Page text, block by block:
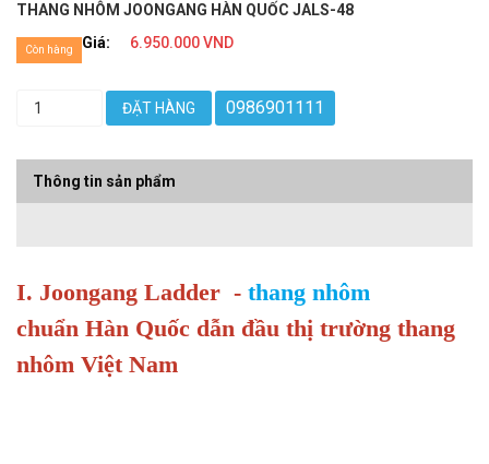
THANG NHÔM JOONGANG HÀN QUỐC JALS-48
Giá:
6.950.000 VND
Còn hàng
ĐẶT HÀNG 0986901111
Thông tin sản phẩm
I. Joongang Ladder - thang nhôm
chuẩn Hàn Quốc dẫn đầu thị trường thang
nhôm Việt Nam